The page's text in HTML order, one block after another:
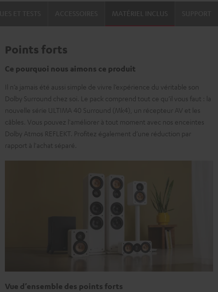
MATÉRIEL INCLUS
Points forts
Ce pourquoi nous aimons ce produit
Il n’a jamais été aussi simple de vivre l’expérience du véritable son
Dolby Surround chez soi. Le pack comprend tout ce qu’il vous faut : la
nouvelle série ULTIMA 40 Surround (Mk4), un récepteur AV et les
câbles. Vous pouvez l'améliorer à tout moment avec nos enceintes
Dolby Atmos REFLEKT. Profitez également d’une réduction par
rapport à l'achat séparé.
Vue d’ensemble des points forts